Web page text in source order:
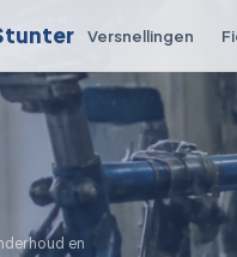
Versnellingen
en